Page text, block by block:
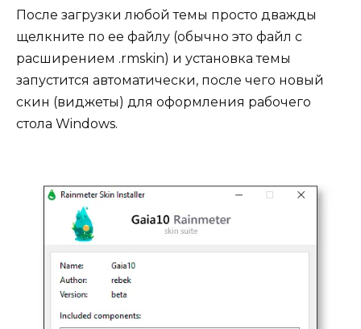
После загрузки любой темы просто дважды
щелкните по ее файлу (обычно это файл с
расширением .rmskin) и установка темы
запустится автоматически, после чего новый
скин (виджеты) для оформления рабочего
стола Windows.